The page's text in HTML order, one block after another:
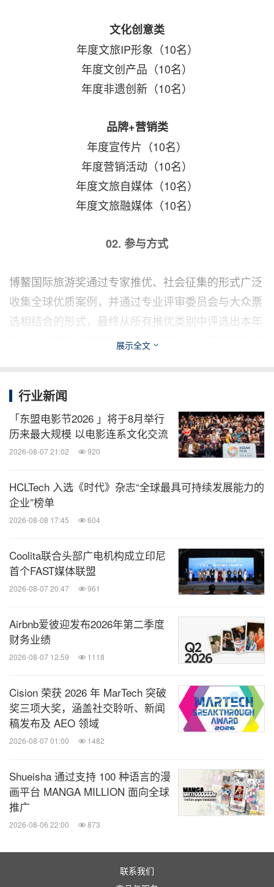
文化创意类
年度文旅IP形象（10名）
年度文创产品（10名）
年度非遗创新（10名）
品牌+营销类
年度宣传片（10名）
年度营销活动（10名）
年度文旅自媒体（10名）
年度文旅融媒体（10名）
02. 参与方式
博鳌国际旅游奖通过专家推优、社会征集的形式广泛
收集全球优质案例，并通过专业评审委员会与大众票
选相结合的形式，最终从所有推优类别中评选出本年
度文化旅游的品牌营销、文化创意、体验服务的年度
博鳌国际旅游奖（TC奖）的评审模型紧扣奖项设定
宗旨，即首个从品牌、营销、传播三位一体的角度综
合衡量评选文化和旅游活动及传播成果与效果的奖
项。该体系既注重案例作品的顶层设计，又注重策
选活动遵循依法、公开、公平、公正、合理的原则，
遵照全体评委审议、网络投票等严格的评选程序。
7月16日至9月15日，2021年博鳌国际旅游奖将面向
全社会进行广泛征集。案例报送方可通过关注凤凰网
旅游官方微信（账号：travel_ifeng），回复“TC奖”获
填写报名表并发送至邮箱：博鳌国际旅游奖组委会邮
箱（tc_awards@ifeng.com）
9月16日至9月20日，通过初评小组从所有征集案例
中筛选出入围案例；
9月20日至10月20日，通过线上投票+评委会专家评
分的形式，通过加权获得终评案例名单；
10月25日，通过终评委员会线下评选，确定最终获奖
名单及金奖、全场大奖名单。金奖及全场大奖须为取
且须全场评委确认票数过2/3；
展示全文
行业新闻
「东盟电影节2026 」将于8月举行
历来最大规模 以电影连系文化交流
2026-08-07 21:02 920
HCLTech 入选《时代》杂志“全球最具可持续发展能力的
企业”榜单
2026-08-08 17:45 604
Coolita联合头部广电机构成立印尼
首个FAST媒体联盟
2026-08-07 20:47 961
Airbnb爱彼迎发布2026年第二季度
财务业绩
2026-08-07 12:59 1118
Cision 荣获 2026 年 MarTech 突破
奖三项大奖，涵盖社交聆听、新闻
稿发布及 AEO 领域
2026-08-07 01:00 1482
Shueisha 通过支持 100 种语言的漫
画平台 MANGA MILLION 面向全球
推广
2026-08-06 22:00 873
联系我们